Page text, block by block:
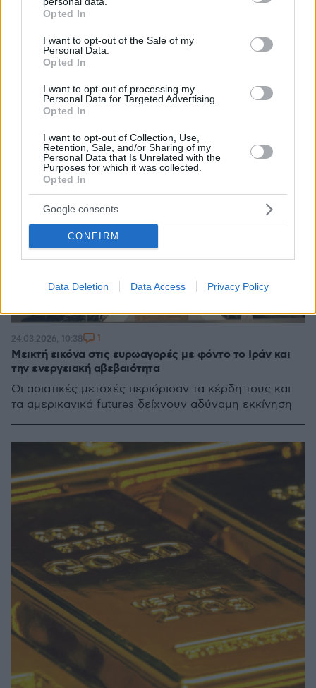
grant or deny consent to Google and its third-party tags to
use your data for below specified purposes in below Google
consent section.
Opted In
I want to opt-out of the Sale of my
Personal Data.
Opted In
I want to opt-out of processing my
Personal Data for Targeted Advertising.
Opted In
I want to opt-out of Collection, Use,
Retention, Sale, and/or Sharing of my
Personal Data that Is Unrelated with the
Purposes for which it was collected.
Opted In
Google consents
CONFIRM
Data Deletion Data Access Privacy Policy
Μεικτή εικόνα στις ευρωαγορές με φόντο το Ιράν και
την ενεργειακή αβεβαιότητα
Οι ασιατικές μετοχές περιόρισαν τα κέρδη τους και
τα αμερικανικά futures δείχνουν αδύναμη εκκίνηση
24.03.2026, 10:38 1